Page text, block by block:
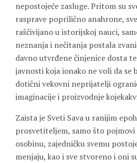
nepostojeće zasluge. Pritom su
rasprave poprilično anahrone,
raščivijano u istorijskoj nauci,
neznanja i nečitanja postala
davno utvrđene činjenice dosta
javnosti koja ionako ne voli da se
dotični vekovni neprijatelji
imaginacije i proizvodnje
Zaista je Sveti Sava u ranijim
prosvetiteljem, samo što
osobinu, zajedničku svemu
menjaju, kao i sve stvoreno i oni